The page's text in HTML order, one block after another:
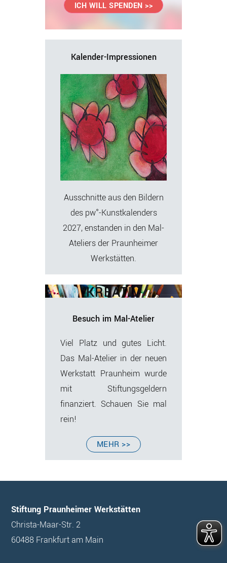
ICH WILL SPENDEN >>
Kalender-Impressionen
Ausschnitte aus den Bildern
des pw°-Kunstkalenders
2027, enstanden in den Mal-
Ateliers der Praunheimer
Werkstätten.
KREATIV
Besuch im Mal-Atelier
Viel Platz und gutes Licht.
Das Mal-Atelier in der neuen
Werkstatt Praunheim wurde
mit Stiftungsgeldern
finanziert. Schauen Sie mal
rein!
MEHR >>VERLINKT
ZU:
Stiftung Praunheimer Werkstätten
Christa-Maar-Str. 2
60488 Frankfurt am Main